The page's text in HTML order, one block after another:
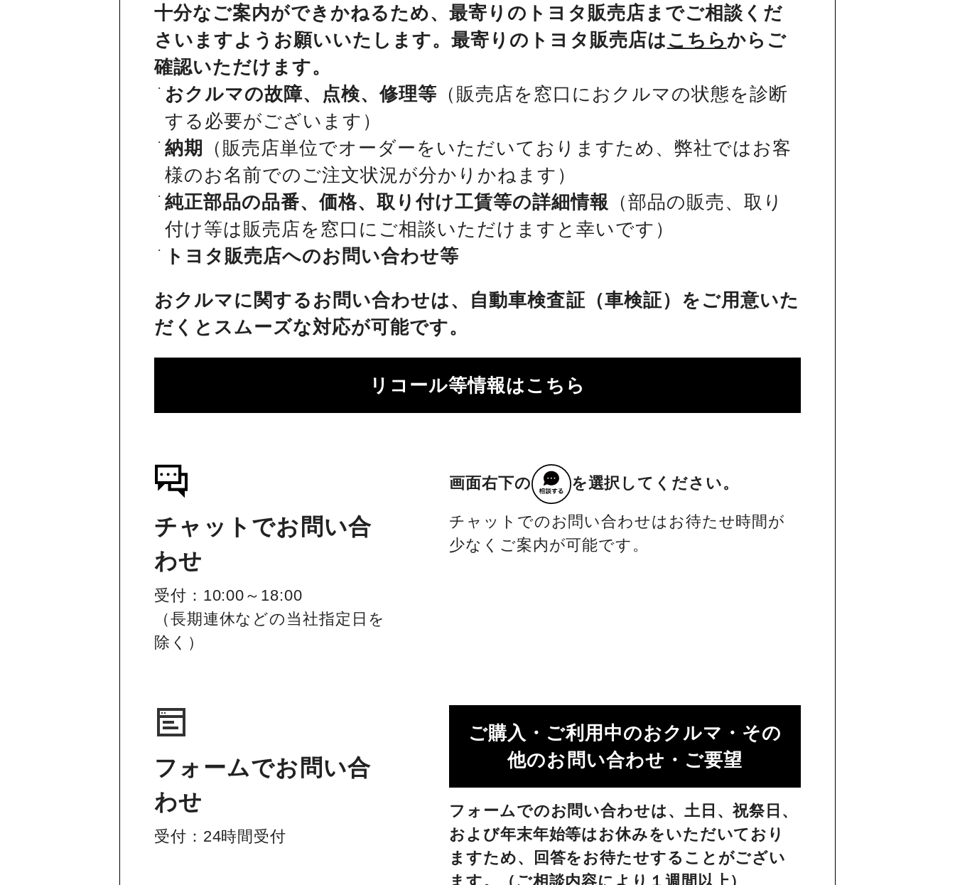
十分なご案内ができかねるため、最寄りのトヨタ販売店までご相談くだ
さいますようお願いいたします。最寄りのトヨタ販売店は こちら からご
確認いただけます。
おクルマの故障、点検、修理等 （販売店を窓口におクルマの状態を診断
する必要がございます）
納期
（販売店単位でオーダーをいただいておりますため、弊社ではお客
様のお名前でのご注文状況が分かりかねます）
純正部品の品番、価格、取り付け工賃等の詳細情報
（部品の販売、取り
付け等は販売店を窓口にご相談いただけますと幸いです）
トヨタ販売店へのお問い合わせ等
おクルマに関するお問い合わせは、自動車検査証（車検証）をご用意いた
だくとスムーズな対応が可能です。
リコール等情報はこちら
チャットでお問い合
わせ
受付：10:00～18:00
（長期連休などの当社指定日を
除く）
画面右下の を選択してください。
チャットでのお問い合わせはお待たせ時間が
少なくご案内が可能です。
フォームでお問い合
わせ
受付：24時間受付
ご購入・ご利用中のおクルマ・その
他のお問い合わせ・ご要望​
フォームでのお問い合わせは、土日、祝祭日、
および年末年始等はお休みをいただいており
ますため、回答をお待たせすることがござい
ます。（ご相談内容により１週間以上）